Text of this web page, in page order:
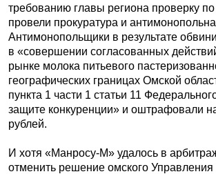
требованию главы региона проверку
провели прокуратура и
Антимонопольщики в результате
в «совершении согласованных
рынке молока питьевого
географических границах Омской
пункта 1 части 1 статьи 11
защите конкуренции» и оштрафовали
рублей.
И хотя «Манросу-М» удалось в
отменить решение омского